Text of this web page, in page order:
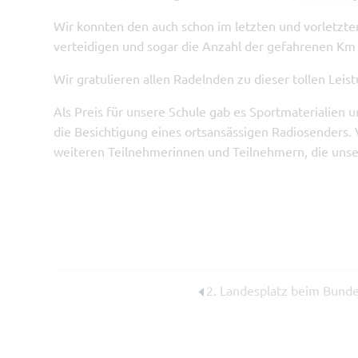
Wir konnten den auch schon im letzten und
verteidigen und sogar die Anzahl der gefahrenen
Wir gratulieren allen Radelnden zu dieser tollen
Als Preis für unsere Schule gab es Sportmaterialien
die Besichtigung eines ortsansässigen
weiteren Teilnehmerinnen und Teilnehmern, die